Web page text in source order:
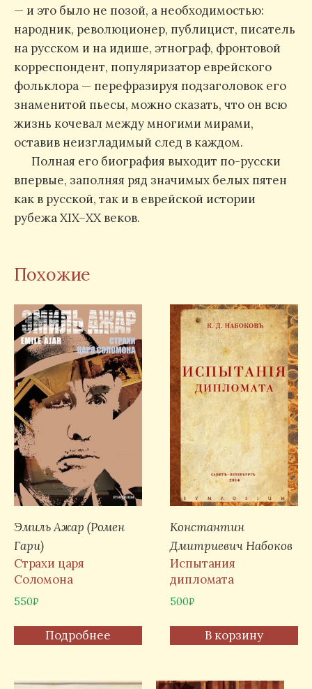
— и это было не позой, а необходимостью:
народник, революционер, публицист, писатель
на русском и на идише, этнограф, фронтовой
корреспондент, популяризатор еврейского
фольклора — перефразируя подзаголовок его
знаменитой пьесы, можно сказать, что он всю
жизнь кочевал между многими мирами,
оставив неизгладимый след в каждом.
Полная его биография выходит по-русски
впервые, заполняя ряд значимых белых пятен
как в русской, так и в еврейской истории
рубежа XIX–ХХ веков.
Похожие
Эмиль Ажар (Ромен
Гари)
Страхи царя
Соломона
550₽
Подробнее
Константин
Дмитриевич Набоков
Испытания
дипломата
500₽
В корзину